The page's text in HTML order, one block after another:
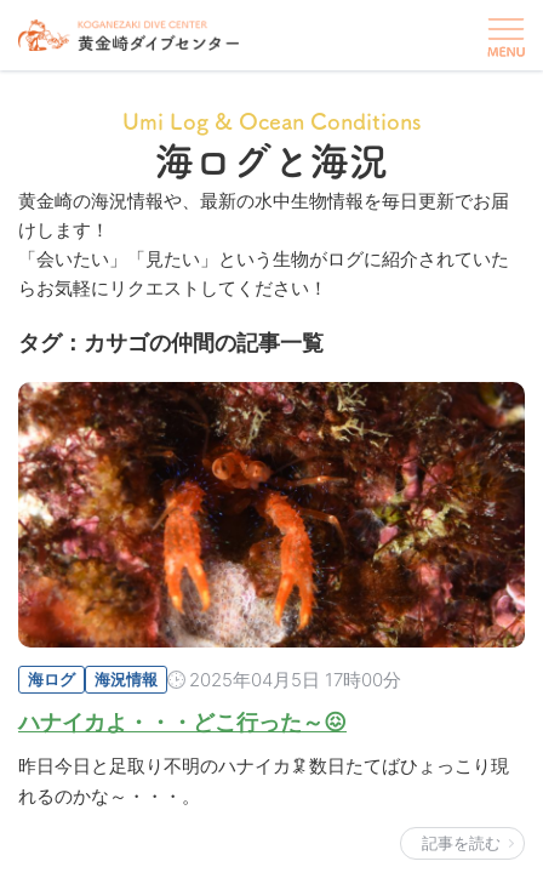
Umi Log & Ocean Conditions
海ログと海況
黄金崎の海況情報や、最新の水中生物情報を毎日更新でお届
けします！
「会いたい」「見たい」という生物がログに紹介されていた
らお気軽にリクエストしてください！
タグ：カサゴの仲間の記事一覧
海ログ 海況情報 2025年04月5日 17時00分
ハナイカよ・・・どこ行った～😖
昨日今日と足取り不明のハナイカ🦑数日たてばひょっこり現
れるのかな～・・・。
記事を読む